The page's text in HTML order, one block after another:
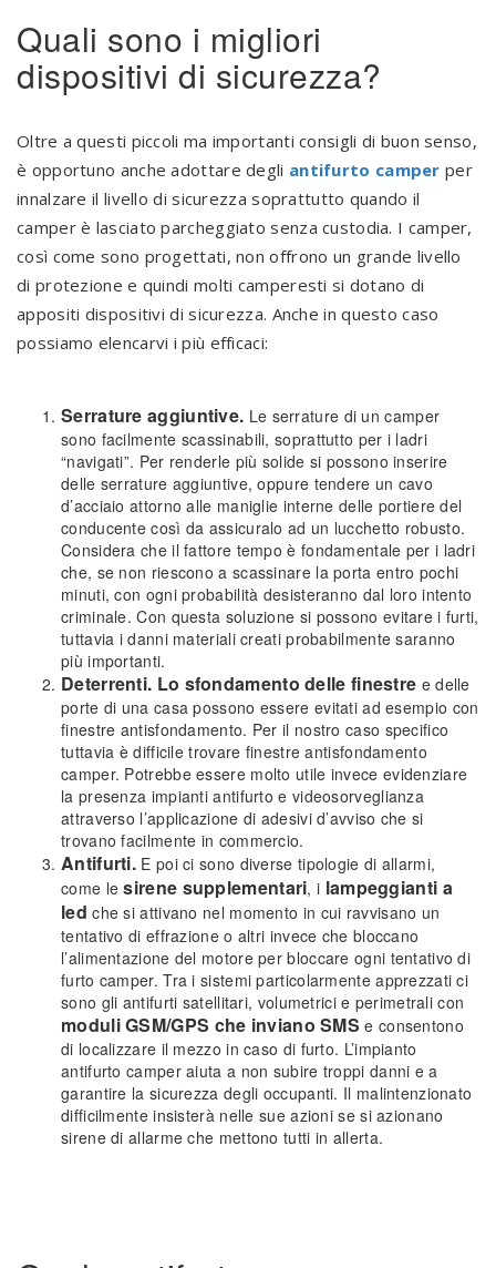
Quali sono i migliori
dispositivi di sicurezza?
Oltre a questi piccoli ma importanti consigli di buon senso,
è opportuno anche adottare degli antifurto camper per
innalzare il livello di sicurezza soprattutto quando il
camper è lasciato parcheggiato senza custodia. I camper,
così come sono progettati, non offrono un grande livello
di protezione e quindi molti camperesti si dotano di
appositi dispositivi di sicurezza. Anche in questo caso
possiamo elencarvi i più efficaci:
Serrature aggiuntive. Le serrature di un camper
sono facilmente scassinabili, soprattutto per i ladri
“navigati”. Per renderle più solide si possono inserire
delle serrature aggiuntive, oppure tendere un cavo
d’acciaio attorno alle maniglie interne delle portiere del
conducente così da assicuralo ad un lucchetto robusto.
Considera che il fattore tempo è fondamentale per i ladri
che, se non riescono a scassinare la porta entro pochi
minuti, con ogni probabilità desisteranno dal loro intento
criminale. Con questa soluzione si possono evitare i furti,
tuttavia i danni materiali creati probabilmente saranno
più importanti.
Deterrenti. Lo sfondamento delle finestre e delle
porte di una casa possono essere evitati ad esempio con
finestre antisfondamento. Per il nostro caso specifico
tuttavia è difficile trovare finestre antisfondamento
camper. Potrebbe essere molto utile invece evidenziare
la presenza impianti antifurto e videosorveglianza
attraverso l’applicazione di adesivi d’avviso che si
trovano facilmente in commercio.
Antifurti. E poi ci sono diverse tipologie di allarmi,
come lesirene supplementari, i lampeggianti a
led che si attivano nel momento in cui ravvisano un
tentativo di effrazione o altri invece che bloccano
l’alimentazione del motore per bloccare ogni tentativo di
furto camper. Tra i sistemi particolarmente apprezzati ci
sono gli antifurti satellitari, volumetrici e perimetrali con
moduli GSM/GPS che inviano SMS e consentono
di localizzare il mezzo in caso di furto. L’impianto
antifurto camper aiuta a non subire troppi danni e a
garantire la sicurezza degli occupanti. Il malintenzionato
difficilmente insisterà nelle sue azioni se si azionano
sirene di allarme che mettono tutti in allerta.